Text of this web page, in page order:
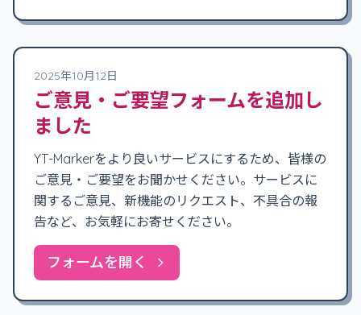
2025年10月12日
ご意見・ご要望フォームを追加し
ました
YT-Markerをより良いサービスにするため、皆様の
ご意見・ご要望をお聞かせください。サービスに
関するご意見、新機能のリクエスト、不具合の報
告など、お気軽にお寄せください。
フォームを開く